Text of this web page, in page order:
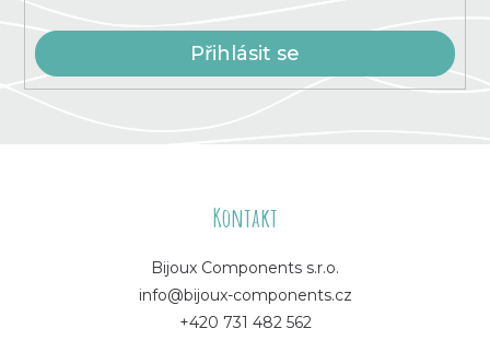
Přihlásit se
Kontakt
Bijoux Components s.r.o.
info@bijoux-components.cz
+420 731 482 562